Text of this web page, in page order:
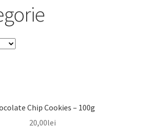
Chip Cookies – 100g
20,00lei